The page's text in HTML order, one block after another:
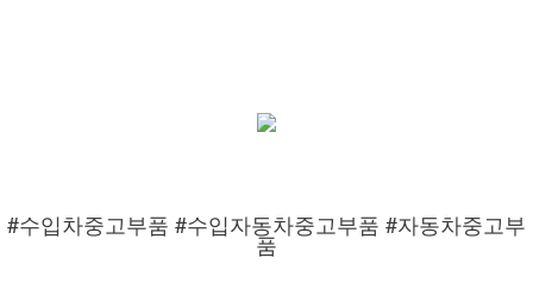
#수입차중고부품 #수입자동차중고부품 #자동차중고부
품